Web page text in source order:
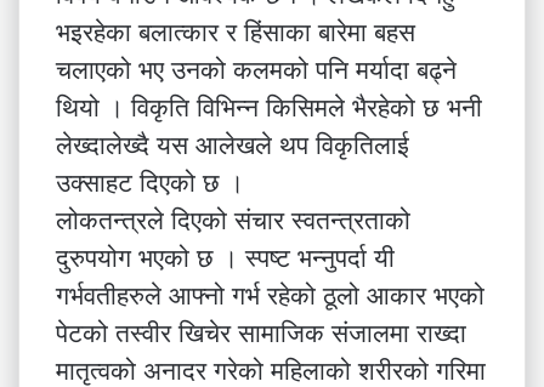
भइरहेका बलात्कार र हिंसाका बारेमा बहस
चलाएको भए उनको कलमको पनि मर्यादा बढ्ने
थियो । विकृति विभिन्न किसिमले भैरहेको छ भनी
लेख्दालेख्दै यस आलेखले थप विकृतिलाई
उक्साहट दिएको छ ।
लोकतन्त्रले दिएको संचार स्वतन्त्रताको
दुरुपयोग भएको छ । स्पष्ट भन्नुपर्दा यी
गर्भवतीहरुले आफ्नो गर्भ रहेको ठूलो आकार भएको
पेटको तस्वीर खिचेर सामाजिक संजालमा राख्दा
मातृत्वको अनादर गरेको महिलाको शरीरको गरिमा